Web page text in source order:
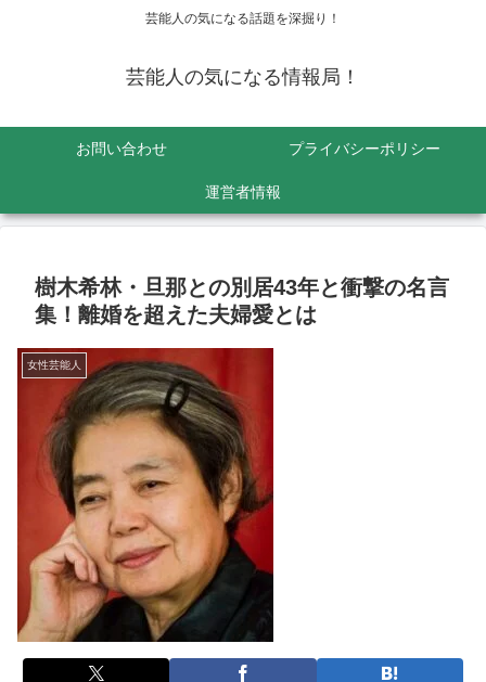
芸能人の気になる話題を深掘り！
芸能人の気になる情報局！
お問い合わせ プライバシーポリシー
運営者情報
樹木希林・旦那との別居43年と衝撃の名言
集！離婚を超えた夫婦愛とは
女性芸能人